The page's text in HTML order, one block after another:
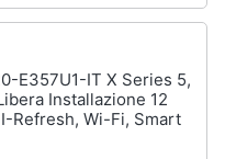
E357U1-IT X Series 5,
Installazione 12
I-Refresh, Wi-Fi, Smart